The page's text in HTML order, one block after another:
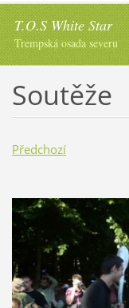
T.O.S White Star
Trempská osada severu
Soutěže
Předchozí